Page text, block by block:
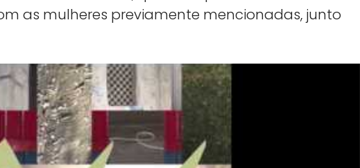
as mulheres previamente mencionadas, junto